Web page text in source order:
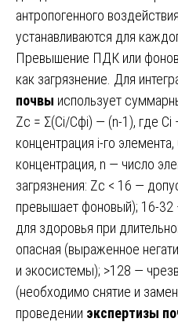
антропогенного
устанавливаются для
Превышение ПДК или
как загрязнение. Для
почвы использует
Zc = Σ(Ci/Cфi) — (n-1), где Ci
концентрация i-го
концентрация, n — число
загрязнения: Zc < 16 —
превышает фоновый); 16-
для здоровья при
опасная (выраженное
и экосистемы); >128 —
(необходимо снятие и
проведении экспертизы